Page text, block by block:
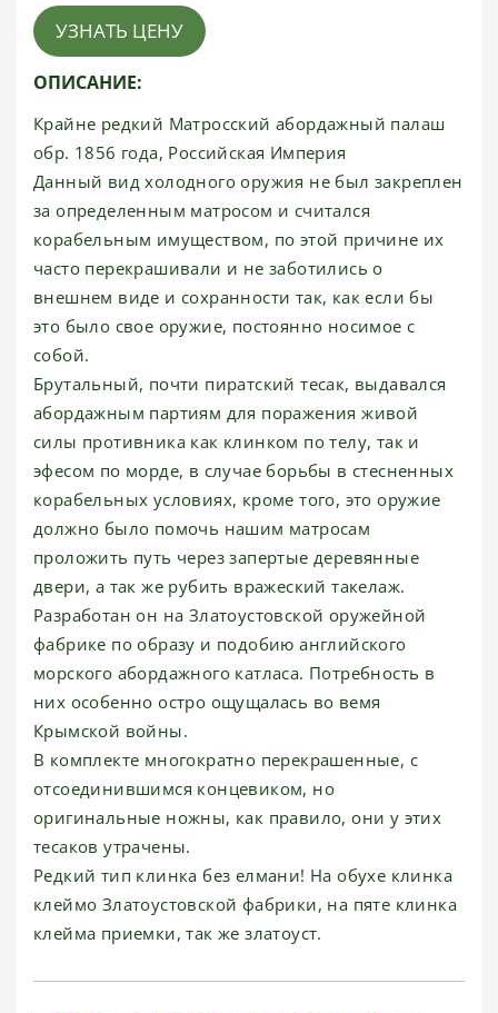
УЗНАТЬ ЦЕНУ
ОПИСАНИЕ:
Крайне редкий Матросский абордажный палаш
обр. 1856 года, Российская Империя
Данный вид холодного оружия не был закреплен
за определенным матросом и считался
корабельным имуществом, по этой причине их
часто перекрашивали и не заботились о
внешнем виде и сохранности так, как если бы
это было свое оружие, постоянно носимое с
собой.
Брутальный, почти пиратский тесак, выдавался
абордажным партиям для поражения живой
силы противника как клинком по телу, так и
эфесом по морде, в случае борьбы в стесненных
корабельных условиях, кроме того, это оружие
должно было помочь нашим матросам
проложить путь через запертые деревянные
двери, а так же рубить вражеский такелаж.
Разработан он на Златоустовской оружейной
фабрике по образу и подобию английского
морского абордажного катласа. Потребность в
них особенно остро ощущалась во вемя
Крымской войны.
В комплекте многократно перекрашенные, с
отсоединившимся концевиком, но
оригинальные ножны, как правило, они у этих
тесаков утрачены.
Редкий тип клинка без елмани! На обухе клинка
клеймо Златоустовской фабрики, на пяте клинка
клейма приемки, так же златоуст.